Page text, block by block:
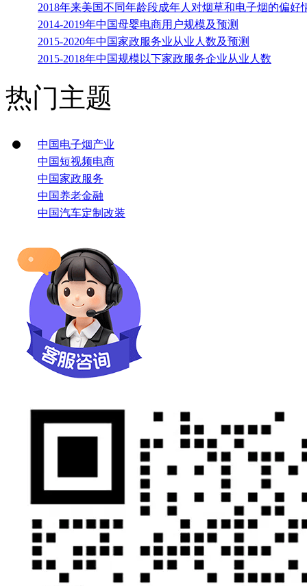
2018年来美国不同年龄段成年人对烟草和电子烟的偏好
2014-2019年中国母婴电商用户规模及预测
2015-2020年中国家政服务业从业人数及预测
2015-2018年中国规模以下家政服务企业从业人数
热门主题
中国电子烟产业
中国短视频电商
中国家政服务
中国养老金融
中国汽车定制改装